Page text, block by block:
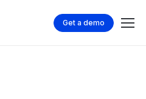
Get a demo